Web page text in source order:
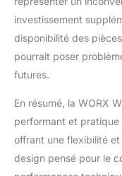
investissement
disponibilité des
pourrait poser
futures.
En résumé, la WORX
performant et pratique
offrant une flexibilité
design pensé pour le